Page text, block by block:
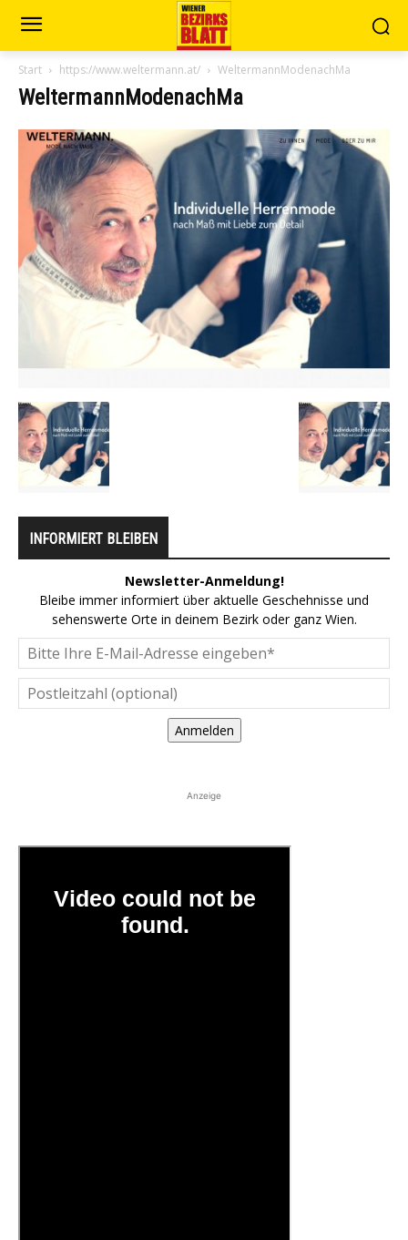
Start https://www.weltermann.at/ WeltermannModenachMa
WeltermannModenachMa
INFORMIERT BLEIBEN
Newsletter-Anmeldung!
Bleibe immer informiert über aktuelle Geschehnisse und
sehenswerte Orte in deinem Bezirk oder ganz Wien.
Anmelden
Anzeige